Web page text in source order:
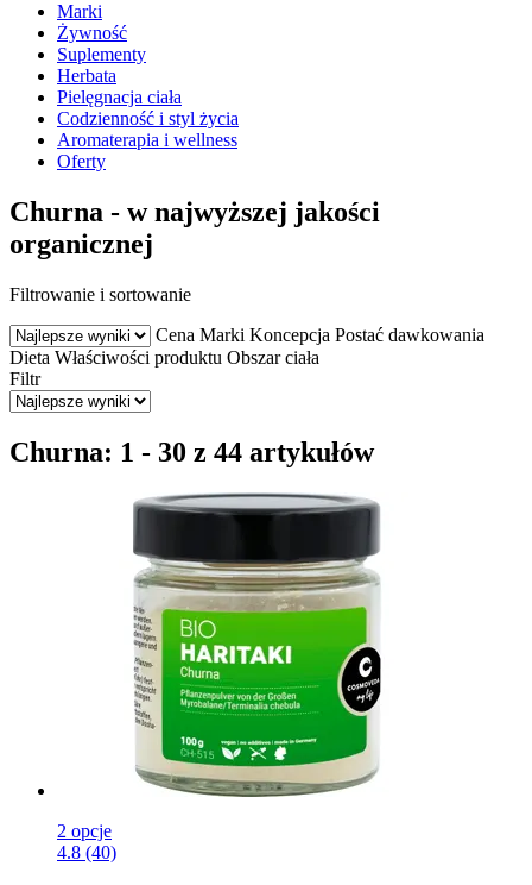
Marki
Żywność
Suplementy
Herbata
Pielęgnacja ciała
Codzienność i styl życia
Aromaterapia i wellness
Oferty
Churna - w najwyższej jakości
organicznej
Filtrowanie i sortowanie
Cena Marki Koncepcja Postać dawkowania
Dieta Właściwości produktu Obszar ciała
Filtr
Churna: 1 - 30 z 44 artykułów
2 opcje
4.8 (40)